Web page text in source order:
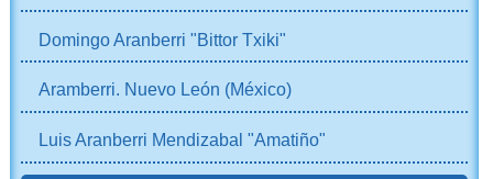
Domingo Aranberri "Bittor Txiki"
Aramberri. Nuevo León (México)
Luis Aranberri Mendizabal "Amatiño"